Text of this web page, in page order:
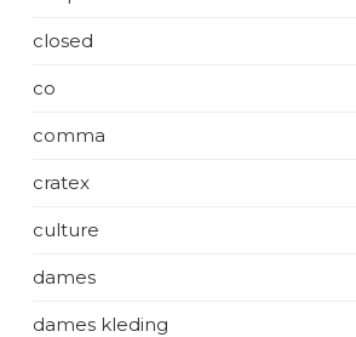
closed
co
comma
cratex
culture
dames
dames kleding